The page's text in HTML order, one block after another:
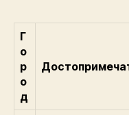
Г
о
р
о
д